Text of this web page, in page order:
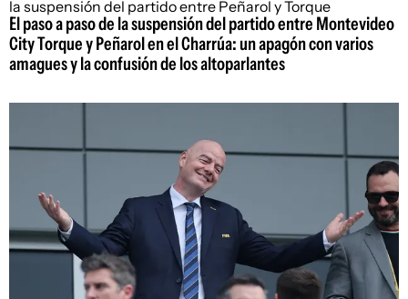
El paso a paso de la suspensión del partido entre Montevideo
City Torque y Peñarol en el Charrúa: un apagón con varios
amagues y la confusión de los altoparlantes